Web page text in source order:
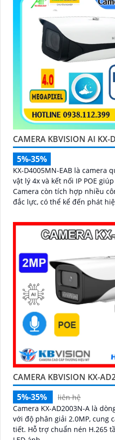
CAMERA KBVISION AI KX-
5%-35%
KX-D4005MN-EAB là camera
vật lý 4x và kết nối IP POE
Camera còn tích hợp nhiều
đắc lực, có thể kể đến phát
CAMERA KBVISION KX-
5%-35%
liên hệ
Camera KX-AD2003N-A là
với độ phân giải 2.0MP, cung
tiết. Hỗ trợ chuẩn nén H.265 tầm nhìn hồng ngoại 60m và